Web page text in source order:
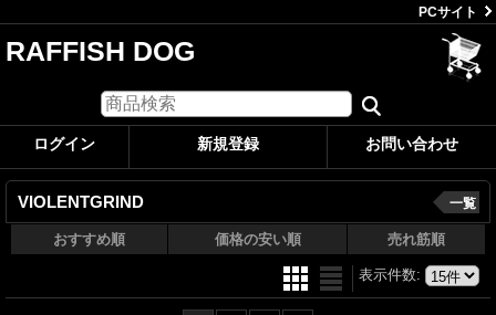
PCサイト
RAFFISH DOG
ログイン 新規登録 お問い合わせ
VIOLENTGRIND 一覧
おすすめ順 価格の安い順 売れ筋順
表示件数: